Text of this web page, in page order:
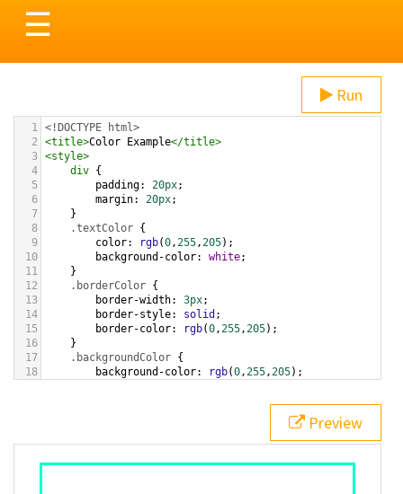
Toggle
navigation
☰
Run
1 <!DOCTYPE html>
2
<title>Color Example</title>
3 <style>
4
div {
5
padding: 20px;
6
margin: 20px;
7
}
8
.textColor {
9
color: rgb(0,255,205);
10
background-color: white;
11
}
12
.borderColor {
13
border-width: 3px;
14
border-style: solid ;
15
border-color: rgb(0,255,205);
16
}
17
.backgroundColor {
18
background-color: rgb(0,255,205);
bottom ,
white, rgb(0,255,205));
Preview